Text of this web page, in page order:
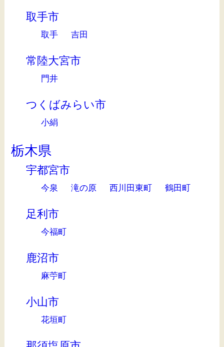
取手市
取手 吉田
常陸大宮市
門井
つくばみらい市
小絹
栃木県
宇都宮市
今泉 滝の原 西川田東町 鶴田町
足利市
今福町
鹿沼市
麻苧町
小山市
花垣町